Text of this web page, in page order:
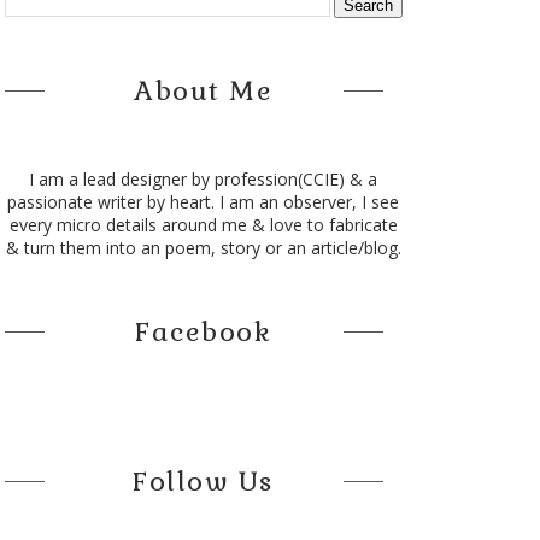
About Me
I am a lead designer by profession(CCIE) & a
passionate writer by heart. I am an observer, I see
every micro details around me & love to fabricate
& turn them into an poem, story or an article/blog.
Facebook
Follow Us